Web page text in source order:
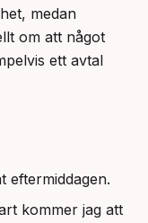
medan
om att något
ett avtal
eftermiddagen.
kommer jag att